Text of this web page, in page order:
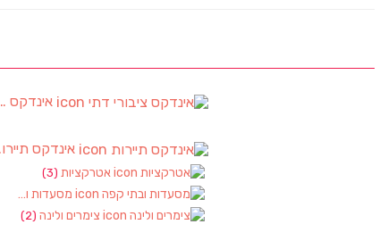
אינדקס ציבורי דתי
אינדקס תיירות
אטרקציות (3)
מסעדות ובתי קפה
צימרים ולינה (2)